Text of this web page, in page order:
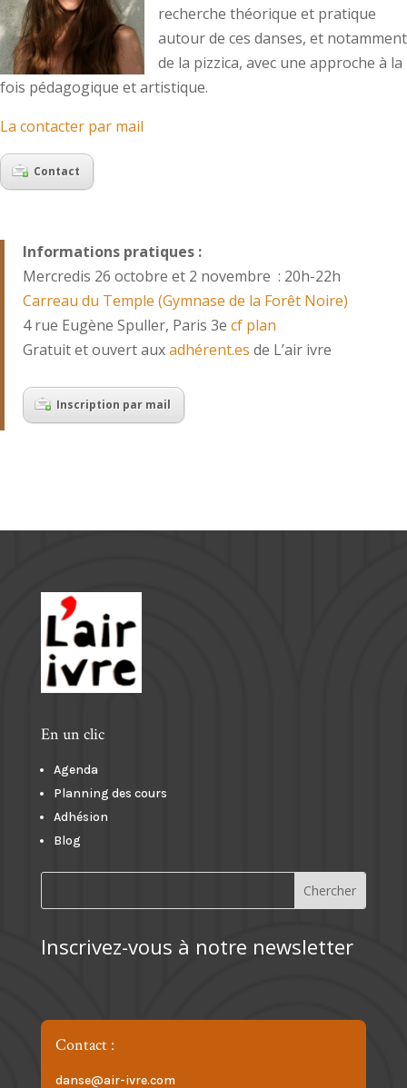
recherche théorique et pratique
autour de ces danses, et notamment
de la pizzica, avec une approche à la
fois pédagogique et artistique.
La contacter par mail
Contact
Informations pratiques :
Mercredis 26 octobre et 2 novembre : 20h-22h
Carreau du Temple (Gymnase de la Forêt Noire)
4 rue Eugène Spuller, Paris 3e cf plan
Gratuit et ouvert auxadhérent.es de L’air ivre
Inscription par mail
En un clic
Agenda
Planning des cours
Adhésion
Blog
Inscrivez-vous à notre newsletter
Contact :
danse@air-ivre.com